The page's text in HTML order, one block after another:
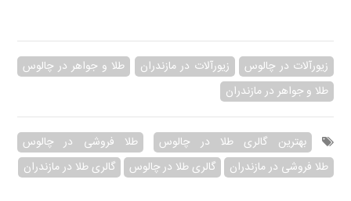
زیورآلات در چالوس زیورآلات در مازندران
طلا و جواهر در چالوس
طلا و جواهر در مازندران
بهترین گالری طلا در چالوس
طلا فروشی در چالوس
طلا فروشی در مازندران
گالری طلا در چالوس گالری طلا در مازندران